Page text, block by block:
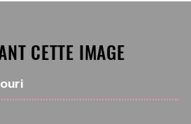
CETTE IMAGE